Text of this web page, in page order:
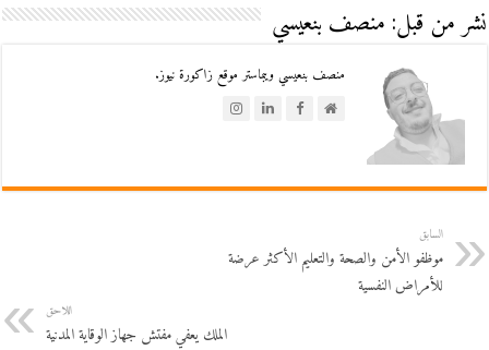
نشر من قبل: منصف بنعيسي
منصف بنعيسي ويبماستر موقع زاكورة نيوز.
السابق
موظفو الأمن والصحة والتعليم الأكثر عرضة
للأمراض النفسية
اللاحق
الملك يعفي مفتش جهاز الوقاية المدنية